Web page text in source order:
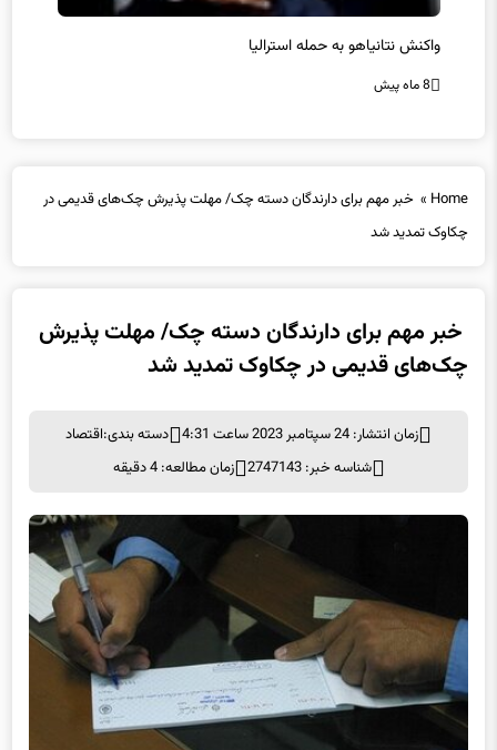
واکنش نتانیاهو به حمله استرالیا
8 ماه پیش
Home
» خبر مهم برای دارندگان دسته چک/ مهلت پذیرش چک‌های قدیمی در
چکاوک تمدید شد
خبر مهم برای دارندگان دسته چک/ مهلت پذیرش
چک‌های قدیمی در چکاوک تمدید شد
زمان انتشار: 24 سپتامبر 2023 ساعت 4:31 دسته بندی:اقتصاد
شناسه خبر: 2747143
زمان مطالعه: 4 دقیقه